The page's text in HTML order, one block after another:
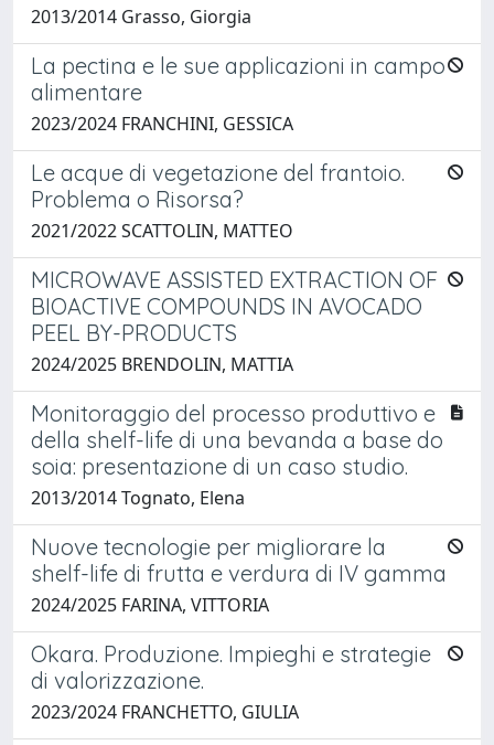
2013/2014 Grasso, Giorgia
La pectina e le sue applicazioni in campo
alimentare
2023/2024 FRANCHINI, GESSICA
Le acque di vegetazione del frantoio.
Problema o Risorsa?
2021/2022 SCATTOLIN, MATTEO
MICROWAVE ASSISTED EXTRACTION OF
BIOACTIVE COMPOUNDS IN AVOCADO
PEEL BY-PRODUCTS
2024/2025 BRENDOLIN, MATTIA
Monitoraggio del processo produttivo e
della shelf-life di una bevanda a base do
soia: presentazione di un caso studio.
2013/2014 Tognato, Elena
Nuove tecnologie per migliorare la
shelf-life di frutta e verdura di IV gamma
2024/2025 FARINA, VITTORIA
Okara. Produzione. Impieghi e strategie
di valorizzazione.
2023/2024 FRANCHETTO, GIULIA